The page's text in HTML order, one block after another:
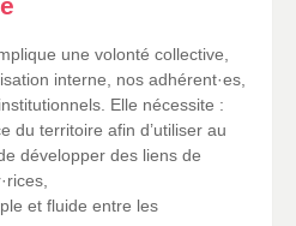
une volonté collective,
interne, nos adhérent·es,
Elle nécessite :
du territoire afin d’utiliser au
développer des liens de
et fluide entre les